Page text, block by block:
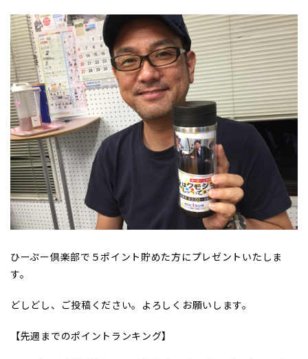
ひーぷー倶楽部で５ポイント貯めた方にプレゼントいたしま
す。
どしどし、ご投稿ください。よろしくお願いします。
【先週までのポイントランキング】